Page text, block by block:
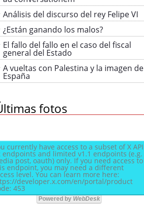
Análisis del discurso del rey Felipe VI
¿Están ganando los malos?
El fallo del fallo en el caso del fiscal
general del Estado
A vueltas con Palestina y la imagen de
España
fotos
currently have access to a subset of X API
endpoints and limited v1.1 endpoints (e.g.
post, oauth) only. If you need access to
endpoint, you may need a different
level. You can learn more here:
developer.x.com/en/portal/product
453
Powered by WebDesk